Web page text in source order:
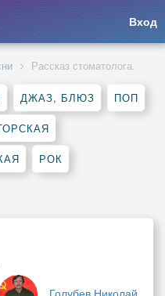
Вход
Рассказ стоматолога.
ДЖАЗ, БЛЮЗ ПОП
РОК
Голубев Николай